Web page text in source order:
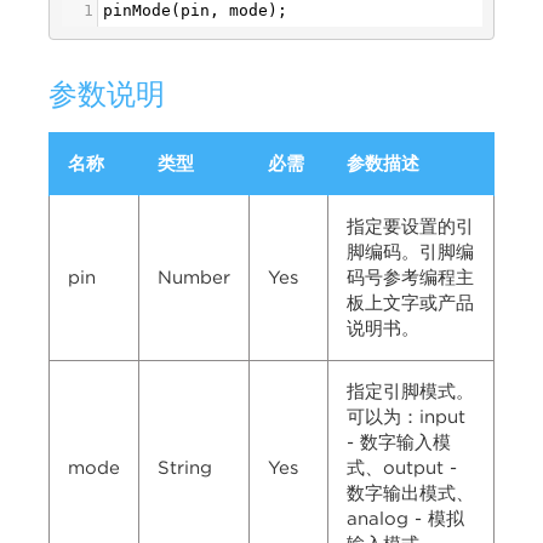
1 pinMode ( pin , mode );
参数说明
名称 类型 必需 参数描述
pin Number Yes
指定要设置的引
脚编码。引脚编
码号参考编程主
板上文字或产品
说明书。
mode String Yes
指定引脚模式。
可以为：input
- 数字输入模
式、output -
数字输出模式、
analog - 模拟